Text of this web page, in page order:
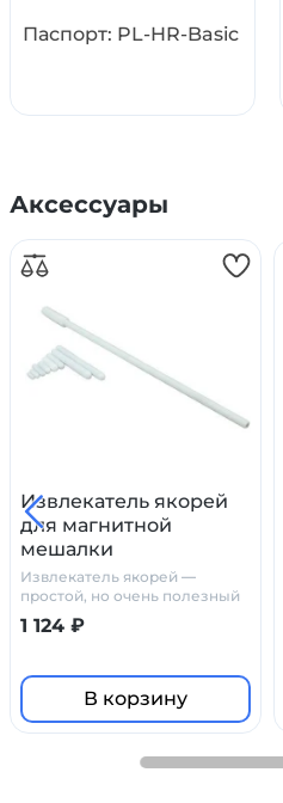
Паспорт: PL-HR-Basic
Аксессуары
Извлекатель якорей
для магнитной
мешалки
Извлекатель якорей —
простой, но очень полезный
аксессуар, позволяющей
легко и быстро вынуть якорь
средой. Подходит для
извлечения ферритовых
мешальников любого
размера и формы.
1 124 ₽
В корзину